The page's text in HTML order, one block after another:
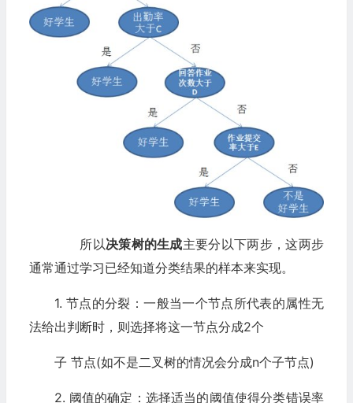
所以决策树的生成主要分以下两步，这两步
通常通过学习已经知道分类结果的样本来实现。
1. 节点的分裂：一般当一个节点所代表的属性无
法给出判断时，则选择将这一节点分成2个
子 节点(如不是二叉树的情况会分成n个子节点)
2. 阈值的确定：选择适当的阈值使得分类错误率